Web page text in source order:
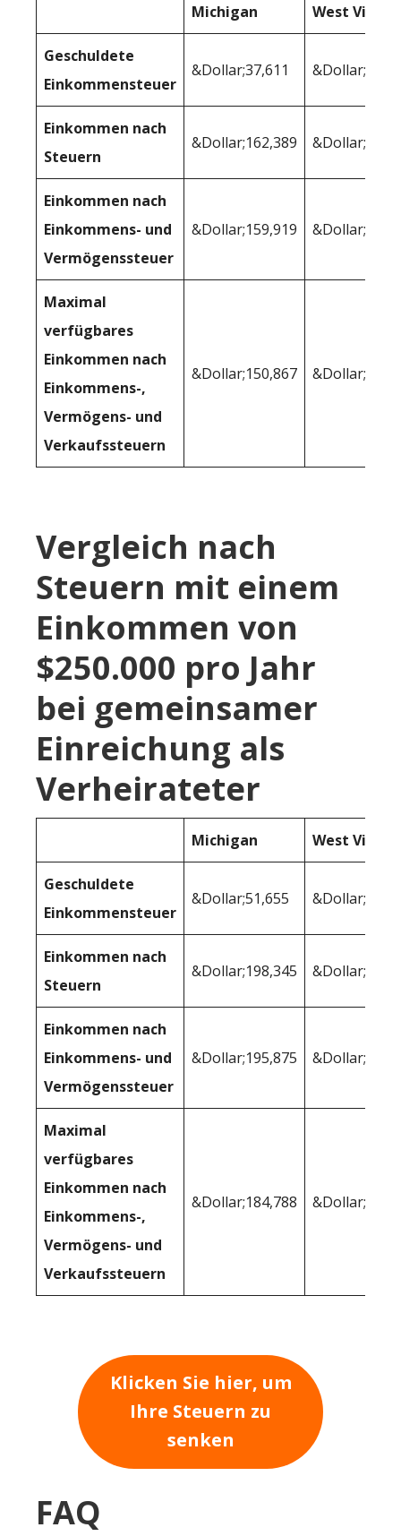
Michigan West
Geschuldete
Einkommensteuer
&Dollar;37,611
Einkommen nach
Steuern
&Dollar;162,389
Einkommen nach
Einkommens- und
Vermögenssteuer
&Dollar;159,919
Maximal
verfügbares
Einkommen nach
Einkommens-,
Vermögens- und
Verkaufssteuern
&Dollar;150,867
Vergleich nach
Steuern mit einem
Einkommen von
$250.000 pro Jahr
bei gemeinsamer
Einreichung als
Verheirateter
Michigan West
Geschuldete
Einkommensteuer
&Dollar;51,655
Einkommen nach
Steuern
&Dollar;198,345
Einkommen nach
Einkommens- und
Vermögenssteuer
&Dollar;195,875
Maximal
verfügbares
Einkommen nach
Einkommens-,
Vermögens- und
Verkaufssteuern
&Dollar;184,788
Klicken Sie hier, um
Ihre Steuern zu
senken
FAQ